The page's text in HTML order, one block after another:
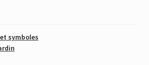
symboles